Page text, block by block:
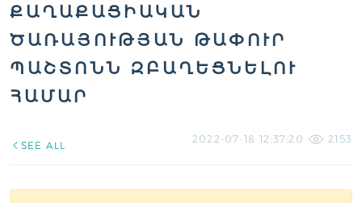
ՔԱՂԱՔԱՑԻԱԿԱՆ
ԾԱՌԱՅՈՒԹՅԱՆ ԹԱՓՈՒՐ
ՊԱՇՏՈՆՆ ԶԲԱՂԵՑՆԵԼՈՒ
ՀԱՄԱՐ
SEE ALL
2022-07-18 12:37:20 2153